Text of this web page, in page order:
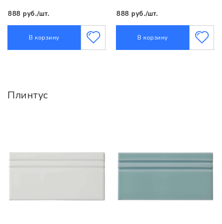
888 руб./шт.
В корзину
888 руб./шт.
В корзину
Плинтус